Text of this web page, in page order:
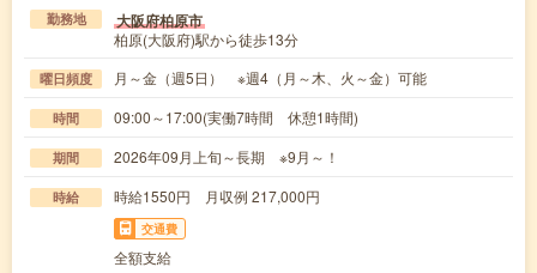
勤務地 大阪府柏原市
柏原(大阪府)駅から徒歩13分
曜日頻度 月～金（週5日） ※週4（月～木、火～金）可能
時間 09:00～17:00(実働7時間 休憩1時間)
期間 2026年09月上旬～長期 ※9月～！
時給 時給1550円 月収例 217,000円
交通費
全額支給